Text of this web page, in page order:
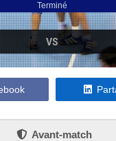
Terminé
VS
Avant-match